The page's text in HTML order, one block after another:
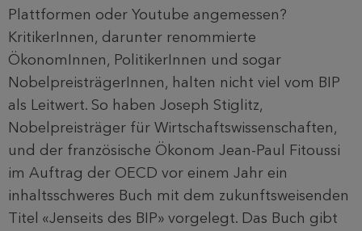
Plattformen oder Youtube angemessen?
KritikerInnen, darunter renommierte
ÖkonomInnen, PolitikerInnen und sogar
NobelpreisträgerInnen, halten nicht viel vom BIP
als Leitwert. So haben Joseph Stiglitz,
Nobelpreisträger für Wirtschaftswissenschaften,
und der französische Ökonom Jean-Paul Fitoussi
im Auftrag der OECD vor einem Jahr ein
inhaltsschweres Buch mit dem zukunftsweisenden
Titel «Jenseits des BIP» vorgelegt. Das Buch gibt